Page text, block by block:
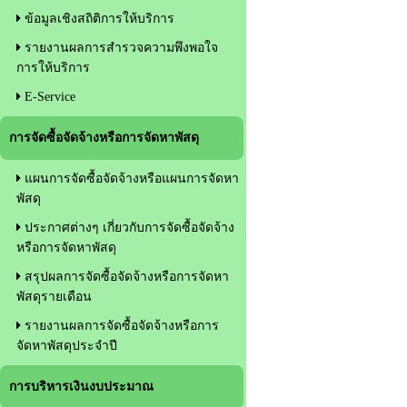
ข้อมูลเชิงสถิติการให้บริการ
รายงานผลการสำรวจความพึงพอใจ
การให้บริการ
E-Service
การจัดซื้อจัดจ้างหรือการจัดหาพัสดุ
แผนการจัดซื้อจัดจ้างหรือแผนการจัดหา
พัสดุ
ประกาศต่างๆ เกี่ยวกับการจัดซื้อจัดจ้าง
หรือการจัดหาพัสดุ
สรุปผลการจัดซื้อจัดจ้างหรือการจัดหา
พัสดุรายเดือน
รายงานผลการจัดซื้อจัดจ้างหรือการ
จัดหาพัสดุประจำปี
การบริหารเงินงบประมาณ